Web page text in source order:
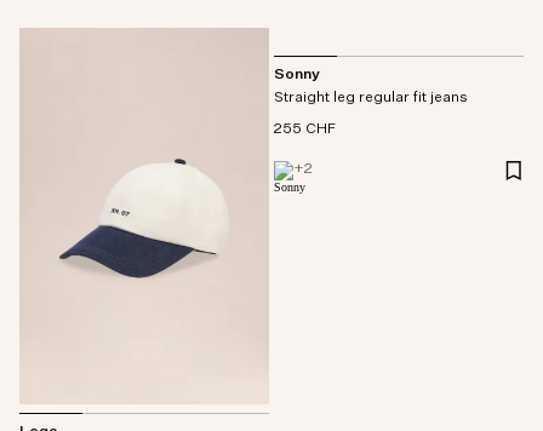
Sonny
Straight leg regular fit jeans
255 CHF
+2